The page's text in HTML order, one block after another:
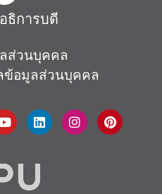
ธิการบดี​
ส่วนบุคคล
ข้อมูลส่วนบุคคล